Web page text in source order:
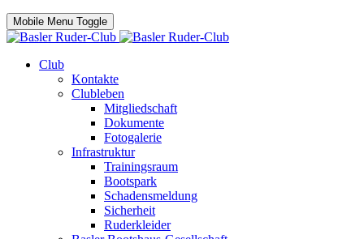
Mobile Menu Toggle
Club
Kontakte
Clubleben
Mitgliedschaft
Dokumente
Fotogalerie
Infrastruktur
Trainingsraum
Bootspark
Schadensmeldung
Sicherheit
Ruderkleider